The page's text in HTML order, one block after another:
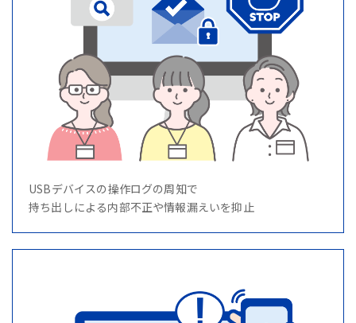
USBデバイスの操作ログの周知で
持ち出しによる内部不正や情報漏えいを抑止